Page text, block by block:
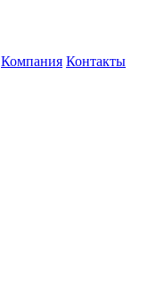
Компания Контакты